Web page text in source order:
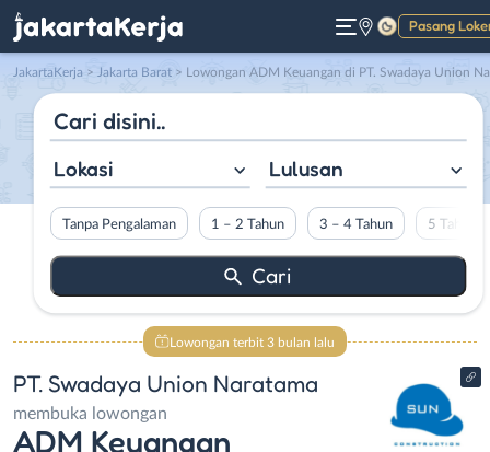
Pasang
Gelap
JakartaKerja > Jakarta Barat > Lowongan ADM Keuangan di PT. Swadaya Union Naratama
Lokasi Lulusan
Tanpa Pengalaman 1 – 2 Tahun 3 – 4 Tahun 5 Tahun
Lowongan terbit 3 bulan lalu
PT. Swadaya Union Naratama
membuka lowongan
ADM Keuangan